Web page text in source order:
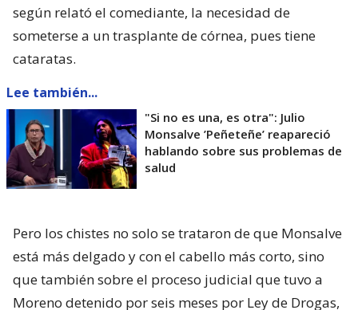
según relató el comediante, la necesidad de
someterse a un trasplante de córnea, pues tiene
cataratas.
Lee también...
"Si no es una, es otra": Julio
Monsalve ’Peñeteñe’ reapareció
hablando sobre sus problemas de
salud
Pero los chistes no solo se trataron de que Monsalve
está más delgado y con el cabello más corto, sino
que también sobre el proceso judicial que tuvo a
Moreno detenido por seis meses por Ley de Drogas,